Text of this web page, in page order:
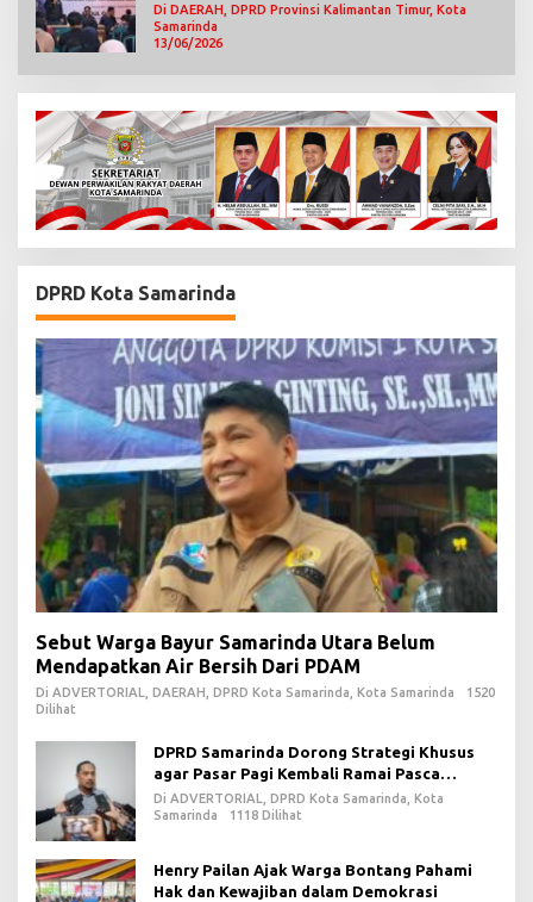
Di DAERAH, DPRD Provinsi Kalimantan Timur, Kota
Samarinda
13/06/2026
DPRD Kota Samarinda
Sebut Warga Bayur Samarinda Utara Belum
Mendapatkan Air Bersih Dari PDAM
Di ADVERTORIAL, DAERAH, DPRD Kota Samarinda, Kota Samarinda
1520
Dilihat
DPRD Samarinda Dorong Strategi Khusus
agar Pasar Pagi Kembali Ramai Pasca
Revitalisasi
Di ADVERTORIAL, DPRD Kota Samarinda, Kota
Samarinda
1118 Dilihat
Henry Pailan Ajak Warga Bontang Pahami
Hak dan Kewajiban dalam Demokrasi